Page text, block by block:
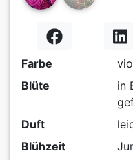
Farbe
Blüte
in
Duft
Blühzeit